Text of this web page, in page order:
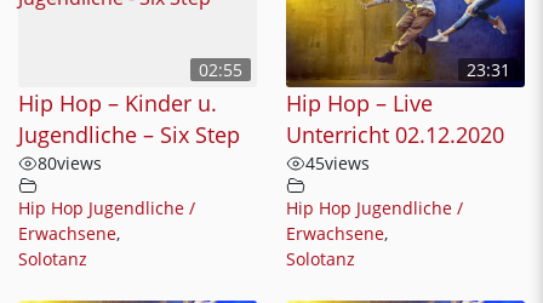
02:55
Hip Hop – Kinder u.
Jugendliche – Six Step
80views
Hip Hop Jugendliche /
Erwachsene,
Solotanz
23:31
Hip Hop – Live
Unterricht 02.12.2020
45views
Hip Hop Jugendliche /
Erwachsene,
Solotanz